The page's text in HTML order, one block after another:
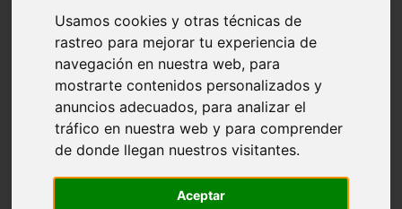
Usamos cookies y otras técnicas de
rastreo para mejorar tu experiencia de
navegación en nuestra web, para
mostrarte contenidos personalizados y
anuncios adecuados, para analizar el
tráfico en nuestra web y para comprender
de donde llegan nuestros visitantes.
Aceptar
abandono
adopci n
higiene
snacks
acuario
iberzoo propet
comercios
estanques
conejos